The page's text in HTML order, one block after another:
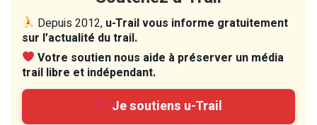
Depuis 2012, u-Trail vous informe gratuitement
sur l’actualité du trail.
Votre soutien nous aide à préserver un média
trail libre et indépendant.
Je soutiens u-Trail